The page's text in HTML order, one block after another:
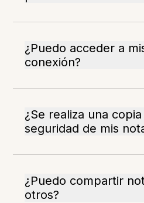
¿Puedo acceder a
conexión?
¿Se realiza una
seguridad de mis
¿Puedo compartir
otros?